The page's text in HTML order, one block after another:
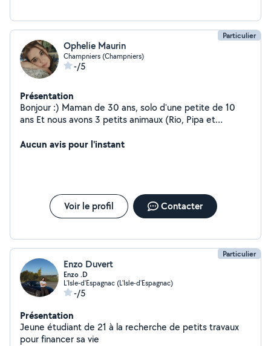
Particulier
Ophelie Maurin
Champniers (Champniers)
-/5
Présentation
Bonjour :) Maman de 30 ans, solo d'une petite de 10
ans Et nous avons 3 petits animaux (Rio, Pipa et
Aucun avis pour l'instant
Voir le profil Contacter
Particulier
Enzo Duvert
Enzo .D
L'Isle-d'Espagnac (L'Isle-d'Espagnac)
-/5
Présentation
Jeune étudiant de 21 à la recherche de petits travaux
pour financer sa vie